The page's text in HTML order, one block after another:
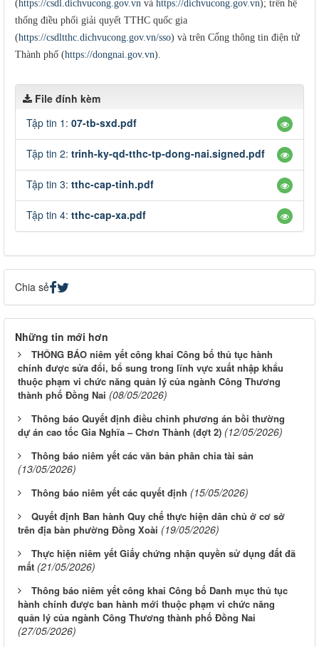
(https://csdl.dichvucong.gov.vn và https://dichvucong.gov.vn); trên hệ
thống điều phối giải quyết TTHC quốc gia
(https://csdltthc.dichvucong.gov.vn/sso) và trên Cổng thông tin điện tử
Thành phố (https://dongnai.gov.vn).
File đính kèm
Tập tin 1: 07-tb-sxd.pdf
Tập tin 2: trinh-ky-qd-tthc-tp-dong-nai.signed.pdf
Tập tin 3: tthc-cap-tinh.pdf
Tập tin 4: tthc-cap-xa.pdf
Chia sẻ
Những tin mới hơn
THÔNG BÁO niêm yết công khai Công bố thủ tục hành
chính được sửa đổi, bổ sung trong lĩnh vực xuất nhập khẩu
thuộc phạm vi chức năng quản lý của ngành Công Thương
thành phố Đồng Nai (08/05/2026)
Thông báo Quyết định điều chỉnh phương án bồi thường
dự án cao tốc Gia Nghĩa – Chơn Thành (đợt 2) (12/05/2026)
Thông báo niêm yết các văn bản phân chia tài sản
(13/05/2026)
Thông báo niêm yết các quyết định (15/05/2026)
Quyết định Ban hành Quy chế thực hiện dân chủ ở cơ sở
trên địa bàn phường Đồng Xoài (19/05/2026)
Thực hiện niêm yết Giấy chứng nhận quyền sử dụng đất đã
mất (21/05/2026)
Thông báo niêm yết công khai Công bố Danh mục thủ tục
hành chính được ban hành mới thuộc phạm vi chức năng
quản lý của ngành Công Thương thành phố Đồng Nai
(27/05/2026)